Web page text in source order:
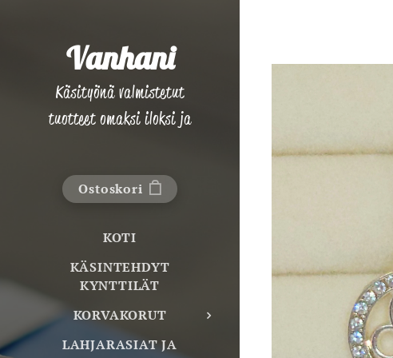
Vanhani
Käsityönä valmistetut
tuotteet omaksi iloksi ja
Ostoskori
KOTI
KÄSINTEHDYT
KYNTTILÄT
KORVAKORUT
LAHJARASIAT JA